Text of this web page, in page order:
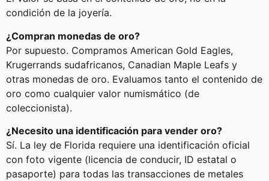
condición de la joyería.
¿Compran monedas de oro?
Por supuesto. Compramos American Gold Eagles,
Krugerrands sudafricanos, Canadian Maple Leafs y
otras monedas de oro. Evaluamos tanto el contenido de
oro como cualquier valor numismático (de
coleccionista).
¿Necesito una identificación para vender oro?
Sí. La ley de Florida requiere una identificación oficial
con foto vigente (licencia de conducir, ID estatal o
pasaporte) para todas las transacciones de metales